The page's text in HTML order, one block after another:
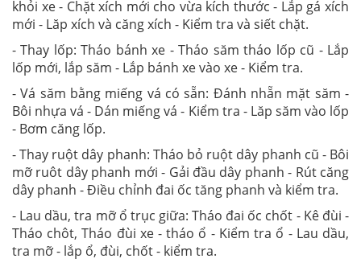
khỏi xe - Chặt xích mới cho vừa kích thước - Lắp gá xích
mới - Lăp xích và căng xích - Kiểm tra và siết chặt.
- Thay lốp: Tháo bánh xe - Tháo săm tháo lốp cũ - Lắp
lốp mới, lắp săm - Lắp bánh xe vào xe - Kiểm tra.
- Vá săm bằng miếng vá có sẵn: Đánh nhẵn mặt săm -
Bôi nhựa vá - Dán miếng vá - Kiểm tra - Lăp săm vào lốp
- Bơm căng lốp.
- Thay ruột dây phanh: Tháo bỏ ruột dây phanh cũ - Bôi
mỡ ruôt dây phanh mới - Gải đầu dây phanh - Rút căng
dây phanh - Điều chỉnh đai ốc tăng phanh và kiểm tra.
- Lau dầu, tra mỡ ổ trục giữa: Tháo đai ốc chốt - Kê đùi -
Tháo chôt, Tháo đùi xe - tháo ổ - Kiểm tra ổ - Lau dầu,
tra mỡ - lắp ổ, đùi, chốt - kiểm tra.